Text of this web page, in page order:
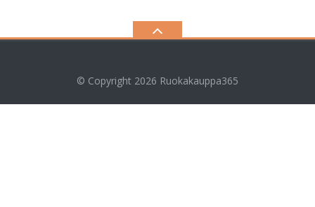
© Copyright 2026 Ruokakauppa365